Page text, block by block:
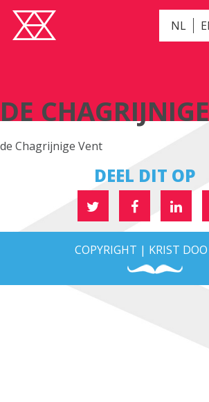
NL
DE
de Chagrijnige Vent
DEEL DIT OP
COPYRIGHT | KRIST